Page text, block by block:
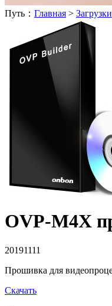
Путь： Главная > Загрузки
OVP-M4X
20191111
Прошивка для
Скачать